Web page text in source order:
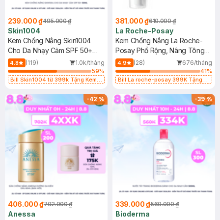
239.000 ₫495.000 ₫
Skin1004
Kem Chống Nắng Skin1004
Cho Da Nhạy Cảm SPF 50+
50ml
4.8 (119)
1.0k/tháng
59%
Bill Skin1004 từ 399k Tặng Kem
SPF 50+ 20ml (SL Có Hạn)
381.000 ₫610.000 ₫
La Roche-Posay
Kem Chống Nắng La Roche-
Posay Phổ Rộng, Nâng Tông
Kiềm Dầu 50ml
4.9 (28)
676/tháng
41%
Bill La roche-posay 399K Tặng
(SL có hạn)
-42%
406.000 ₫702.000 ₫
Anessa
-39%
339.000 ₫560.000 ₫
Bioderma